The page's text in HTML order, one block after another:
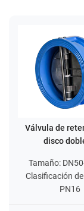
Válvula de
disco
Tamaño:
Clasificación
PN16